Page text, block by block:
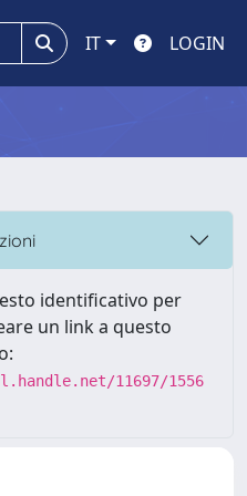
IT LOGIN
identificativo per
un link a questo
11697/1556